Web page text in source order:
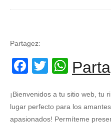
Partagez:
Facebook
Twitter
¡Bienvenidos a tu sitio web, tu
lugar perfecto para los
apasionados! Permíteme